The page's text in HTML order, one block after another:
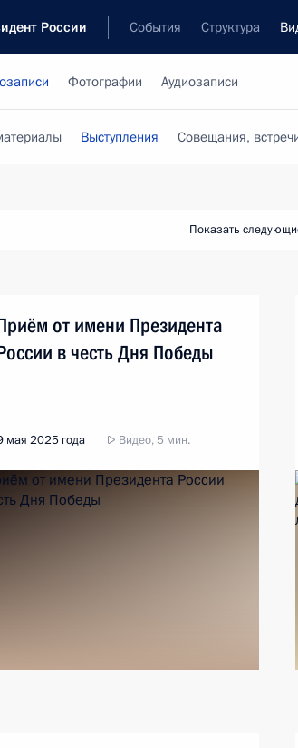
России События Структура
Фотографии Аудиозаписи
Выступления Совещания,
Показать
от имени Президента
в честь Дня Победы
мая 2025 года Видео, 5 мин.